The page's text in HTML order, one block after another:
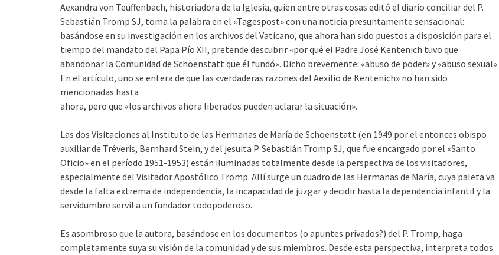
Aexandra von Teuffenbach, historiadora de la Iglesia, quien entre otras cosas editó el diario conciliar del P.
Sebastián Tromp SJ, toma la palabra en el «Tagespost» con una noticia presuntamente sensacional:
basándose en su investigación en los archivos del Vaticano, que ahora han sido puestos a disposición para el
tiempo del mandato del Papa Pío XII, pretende descubrir «por qué el Padre José Kentenich tuvo que
abandonar la Comunidad de Schoenstatt que él fundó». Dicho brevemente: «abuso de poder» y «abuso sexual».
En el artículo, uno se entera de que las «verdaderas razones del Aexilio de Kentenich» no han sido
mencionadas hasta
ahora, pero que «los archivos ahora liberados pueden aclarar la situación».
Las dos Visitaciones al Instituto de las Hermanas de María de Schoenstatt (en 1949 por el entonces obispo
auxiliar de Tréveris, Bernhard Stein, y del jesuita P. Sebastián Tromp SJ, que fue encargado por el «Santo
Oficio» en el período 1951-1953) están iluminadas totalmente desde la perspectiva de los visitadores,
especialmente del Visitador Apostólico Tromp. Allí surge un cuadro de las Hermanas de María, cuya paleta va
desde la falta extrema de independencia, la incapacidad de juzgar y decidir hasta la dependencia infantil y la
servidumbre servil a un fundador todopoderoso.
Es asombroso que la autora, basándose en los documentos (o apuntes privados?) del P. Tromp, haga
completamente suya su visión de la comunidad y de sus miembros. Desde esta perspectiva, interpreta todos